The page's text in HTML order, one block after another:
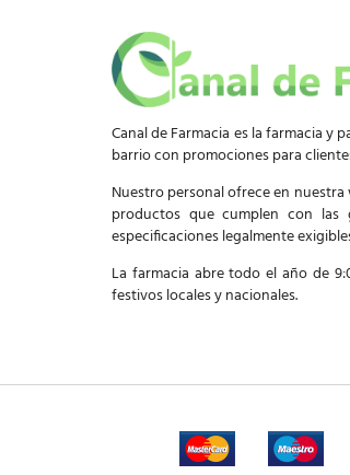
Canal de Farmacia es la farmacia y
barrio con promociones para
Nuestro personal ofrece en
productos que cumplen con las
especificaciones legalmente
La farmacia abre todo el año de
festivos locales y nacionales.